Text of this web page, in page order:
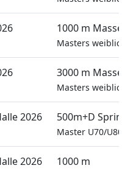
1000 m
Masters
3000 m
Masters
2026 500m+D
Master U70/
2026 1000 m